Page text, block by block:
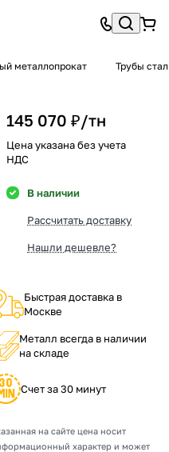
металлопрокат Трубы
145 070 ₽/тн
Цена указана без учета
НДС
В наличии
Рассчитать доставку
Нашли дешевле?
Быстрая доставка в
Москве
Металл всегда в наличии
на складе
Счет за 30 минут
на сайте цена носит
характер и может